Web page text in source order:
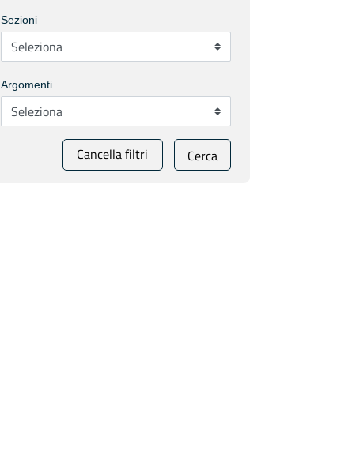
Sezioni
Argomenti
Cancella filtri Cerca